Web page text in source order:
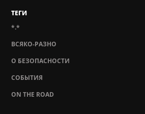
ТЕГИ
*.*
ВСЯКО-РАЗНО
О БЕЗОПАСНОСТИ
СОБЫТИЯ
ON THE ROAD